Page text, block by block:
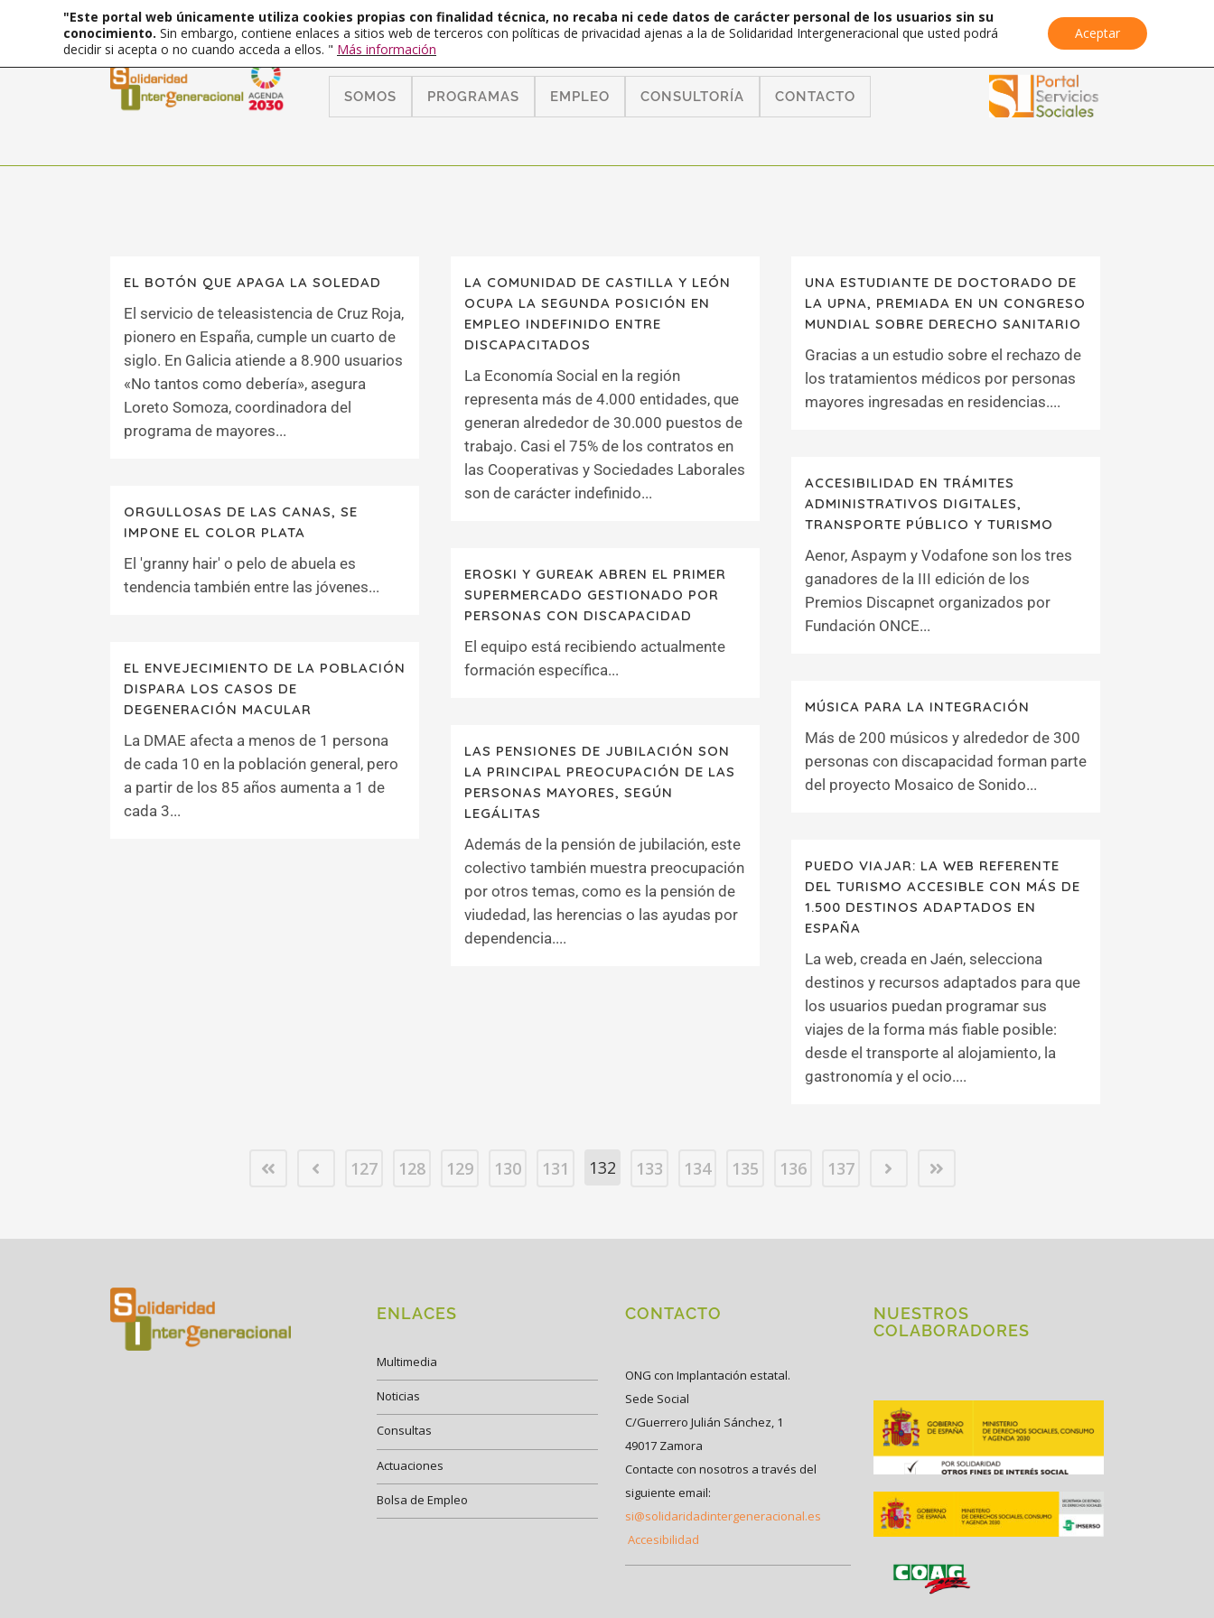
SOMOS PROGRAMAS EMPLEO CONSULTORÍA CONTACTO
EL BOTÓN QUE APAGA LA SOLEDAD
El servicio de teleasistencia de Cruz Roja,
pionero en España, cumple un cuarto de
siglo. En Galicia atiende a 8.900 usuarios
«No tantos como debería», asegura
Loreto Somoza, coordinadora del
programa de mayores...
LA COMUNIDAD DE CASTILLA Y LEÓN
OCUPA LA SEGUNDA POSICIÓN EN
EMPLEO INDEFINIDO ENTRE
DISCAPACITADOS
La Economía Social en la región
representa más de 4.000 entidades, que
generan alrededor de 30.000 puestos de
trabajo. Casi el 75% de los contratos en
las Cooperativas y Sociedades Laborales
son de carácter indefinido...
UNA ESTUDIANTE DE DOCTORADO DE
LA UPNA, PREMIADA EN UN CONGRESO
MUNDIAL SOBRE DERECHO SANITARIO
Gracias a un estudio sobre el rechazo de
los tratamientos médicos por personas
mayores ingresadas en residencias....
ACCESIBILIDAD EN TRÁMITES
ADMINISTRATIVOS DIGITALES,
TRANSPORTE PÚBLICO Y TURISMO
Aenor, Aspaym y Vodafone son los tres
ganadores de la III edición de los
Premios Discapnet organizados por
Fundación ONCE...
ORGULLOSAS DE LAS CANAS, SE
IMPONE EL COLOR PLATA
El 'granny hair' o pelo de abuela es
tendencia también entre las jóvenes...
EROSKI Y GUREAK ABREN EL PRIMER
SUPERMERCADO GESTIONADO POR
PERSONAS CON DISCAPACIDAD
El equipo está recibiendo actualmente
formación específica...
EL ENVEJECIMIENTO DE LA POBLACIÓN
DISPARA LOS CASOS DE
DEGENERACIÓN MACULAR
La DMAE afecta a menos de 1 persona
de cada 10 en la población general, pero
a partir de los 85 años aumenta a 1 de
cada 3...
MÚSICA PARA LA INTEGRACIÓN
Más de 200 músicos y alrededor de 300
personas con discapacidad forman parte
del proyecto Mosaico de Sonido...
LAS PENSIONES DE JUBILACIÓN SON
LA PRINCIPAL PREOCUPACIÓN DE LAS
PERSONAS MAYORES, SEGÚN
LEGÁLITAS
Además de la pensión de jubilación, este
colectivo también muestra preocupación
por otros temas, como es la pensión de
viudedad, las herencias o las ayudas por
dependencia....
PUEDO VIAJAR: LA WEB REFERENTE
DEL TURISMO ACCESIBLE CON MÁS DE
1.500 DESTINOS ADAPTADOS EN
ESPAÑA
La web, creada en Jaén, selecciona
destinos y recursos adaptados para que
los usuarios puedan programar sus
viajes de la forma más fiable posible:
desde el transporte al alojamiento, la
gastronomía y el ocio....
127 128 129 130 131 132 133 134 135 136 137
ENLACES
Multimedia
Noticias
Consultas
Actuaciones
Bolsa de Empleo
CONTACTO
ONG con Implantación estatal.
Sede Social
C/Guerrero Julián Sánchez, 1
49017 Zamora
Contacte con nosotros a través del
siguiente email:
si@solidaridadintergeneracional.es
Accesibilidad
NUESTROS
COLABORADORES
"Este portal web únicamente utiliza cookies propias con finalidad técnica, no recaba ni cede datos de carácter personal de los usuarios sin su
conocimiento. Sin embargo, contiene enlaces a sitios web de terceros con políticas de privacidad ajenas a la de Solidaridad Intergeneracional que usted podrá
decidir si acepta o no cuando acceda a ellos. " Más información
Aceptar